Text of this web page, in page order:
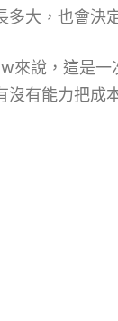
大，也會決
說，這是
有能力把成